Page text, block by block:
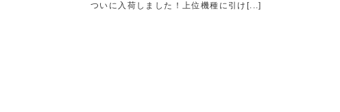
ついに入荷しました！上位機種に引け[...]